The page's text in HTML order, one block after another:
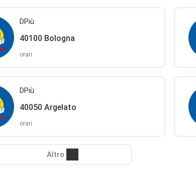
DPiù
40100 Bologna
orari
DPiù
40050 Argelato
orari
Altro